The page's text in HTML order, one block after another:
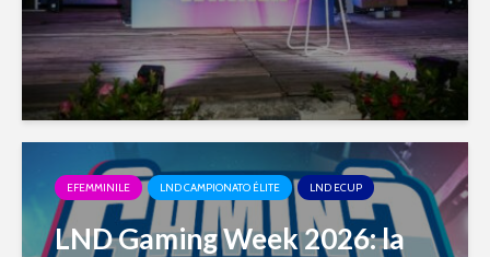
EFEMMINILE LND CAMPIONATO ÉLITE LND ECUP
LND Gaming Week 2026: la